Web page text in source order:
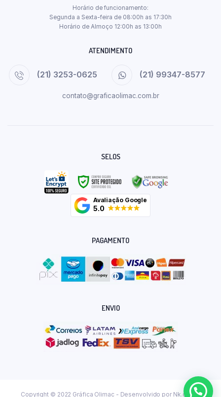
Horário de funcionamento:
Segunda a Sexta-feira de 08:00h as 17:30h
Horário de Almoço 12:00h as 13:00h
ATENDIMENTO
(21) 3253-0625 (21) 99347-8577
contato@graficaolimac.com.br
SELOS
Avaliação Google
5.0
PAGAMENTO
ENVIO
Copyright © 2022 Gráfica Olimac - Desenvolvido por Nk.dev.br